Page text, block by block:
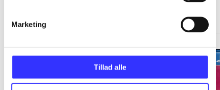
Marketing
Tillad alle